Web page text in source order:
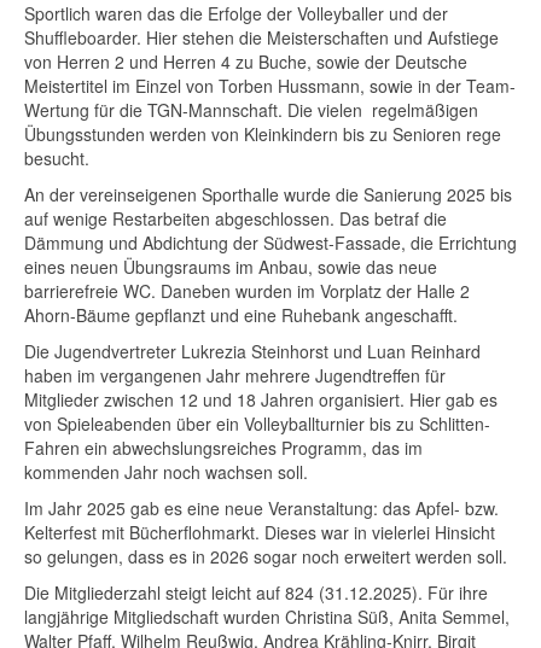
Sportlich waren das die Erfolge der Volleyballer und der
Shuffleboarder. Hier stehen die Meisterschaften und Aufstiege
von Herren 2 und Herren 4 zu Buche, sowie der Deutsche
Meistertitel im Einzel von Torben Hussmann, sowie in der Team-
Wertung für die TGN-Mannschaft. Die vielen regelmäßigen
Übungsstunden werden von Kleinkindern bis zu Senioren rege
besucht.
An der vereinseigenen Sporthalle wurde die Sanierung 2025 bis
auf wenige Restarbeiten abgeschlossen. Das betraf die
Dämmung und Abdichtung der Südwest-Fassade, die Errichtung
eines neuen Übungsraums im Anbau, sowie das neue
barrierefreie WC. Daneben wurden im Vorplatz der Halle 2
Ahorn-Bäume gepflanzt und eine Ruhebank angeschafft.
Die Jugendvertreter Lukrezia Steinhorst und Luan Reinhard
haben im vergangenen Jahr mehrere Jugendtreffen für
Mitglieder zwischen 12 und 18 Jahren organisiert. Hier gab es
von Spieleabenden über ein Volleyballturnier bis zu Schlitten-
Fahren ein abwechslungsreiches Programm, das im
kommenden Jahr noch wachsen soll.
Im Jahr 2025 gab es eine neue Veranstaltung: das Apfel- bzw.
Kelterfest mit Bücherflohmarkt. Dieses war in vielerlei Hinsicht
so gelungen, dass es in 2026 sogar noch erweitert werden soll.
Die Mitgliederzahl steigt leicht auf 824 (31.12.2025). Für ihre
langjährige Mitgliedschaft wurden Christina Süß, Anita Semmel,
Walter Pfaff, Wilhelm Reußwig, Andrea Krähling-Knirr, Birgit